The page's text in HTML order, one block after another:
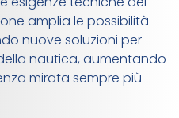
amplia le possibilità
nuove soluzioni per
nautica, aumentando
mirata sempre più